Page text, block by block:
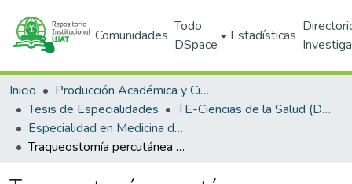
Comunidades
Todo
DSpace
Estadísticas
Inicio
Producción Académica y Científica
Tesis de Especialidades
TE-Ciencias de la Salud (DACS)
Especialidad en Medicina de Urgencias
Traqueostomía percutánea temprana o tardía utilizando dilatadores de amplatz en pacientes sometidos a intubación orotraqueal en la unidad de cuidados intensivos del Hospital Dr. Gustavo a. Rovirosa Pérez.